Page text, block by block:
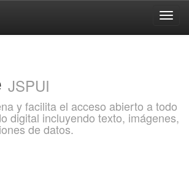
JSPUI
y facilita el acceso abierto a todo
digital incluyendo texto, imágenes,
de datos.